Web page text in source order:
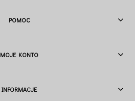
POMOC
MOJE KONTO
INFORMACJE